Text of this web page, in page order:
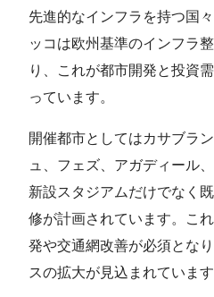
先進的なインフラを持つ国
ッコは欧州基準のインフラ
り、これが都市開発と投資
っています。
開催都市としてはカサブラ
ュ、フェズ、アガディール
新設スタジアムだけでなく
修が計画されています。こ
発や交通網改善が必須とな
スの拡大が見込まれています